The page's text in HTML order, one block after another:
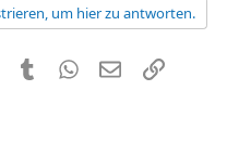
um hier zu antworten.
PinterestTumblr WhatsApp
E-MailLink